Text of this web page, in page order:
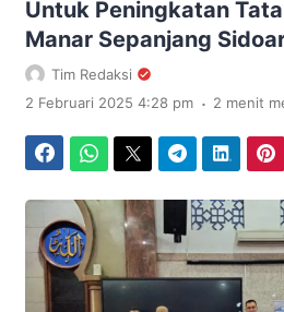
Untuk Peningkatan
Manar Sepanjang
Tim Redaksi
2 Februari 2025 4:28 pm . 2 menit